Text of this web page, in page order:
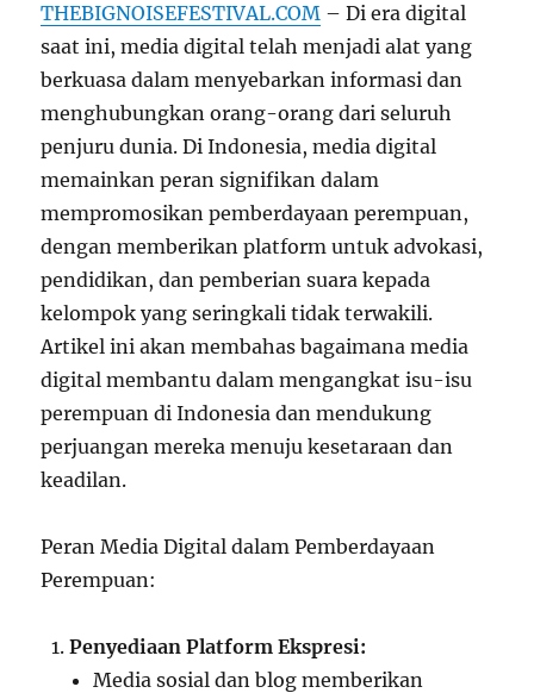
THEBIGNOISEFESTIVAL.COM – Di era digital
saat ini, media digital telah menjadi alat yang
berkuasa dalam menyebarkan informasi dan
menghubungkan orang-orang dari seluruh
penjuru dunia. Di Indonesia, media digital
memainkan peran signifikan dalam
mempromosikan pemberdayaan perempuan,
dengan memberikan platform untuk advokasi,
pendidikan, dan pemberian suara kepada
kelompok yang seringkali tidak terwakili.
Artikel ini akan membahas bagaimana media
digital membantu dalam mengangkat isu-isu
perempuan di Indonesia dan mendukung
perjuangan mereka menuju kesetaraan dan
keadilan.
Peran Media Digital dalam Pemberdayaan
Perempuan:
Penyediaan Platform Ekspresi:
Media sosial dan blog memberikan